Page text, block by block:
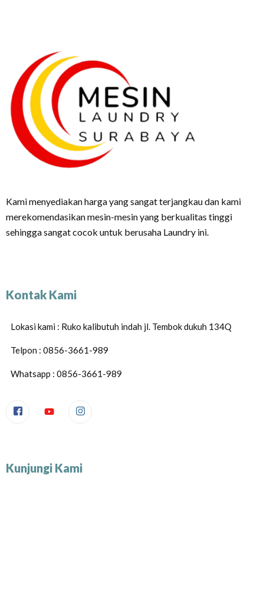
Kami menyediakan harga yang sangat terjangkau dan kami
merekomendasikan mesin-mesin yang berkualitas tinggi
sehingga sangat cocok untuk berusaha Laundry ini.
Kontak Kami
Lokasi kami : Ruko kalibutuh indah jl. Tembok dukuh 134Q
Telpon : 0856-3661-989
Whatsapp : 0856-3661-989
Kunjungi Kami